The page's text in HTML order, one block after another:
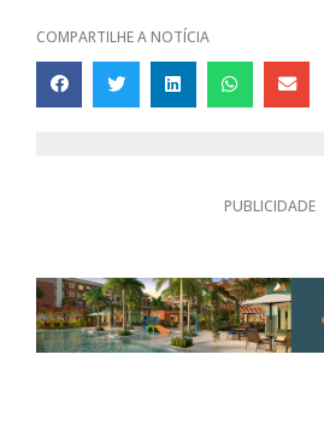
COMPARTILHE A NOTÍCIA
PUBLICIDADE